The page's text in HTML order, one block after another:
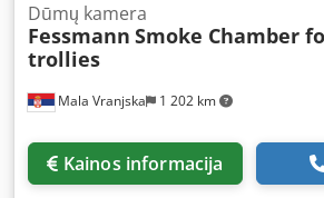
Mala Vranjska 1 202 km
Dūmų kamera
Fessmann Smoke Chamber
trollies
Kainos informacija